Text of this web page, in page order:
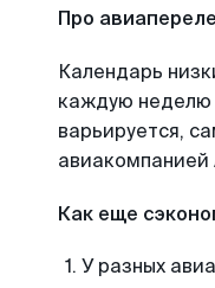
Про
Календарь
каждую неделю
варьируется,
авиакомпанией
Как еще
У разных